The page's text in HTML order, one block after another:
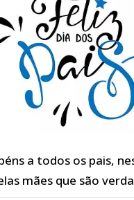
a todos os pais,
mães que são